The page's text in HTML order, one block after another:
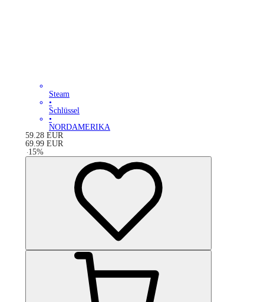
Steam
•
Schlüssel
•
NORDAMERIKA
59.28 EUR
69.99 EUR
-15%